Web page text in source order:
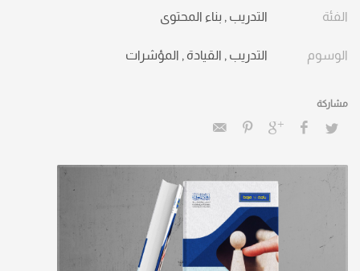
الفئة التدريب , بناء المحتوى
الوسوم التدريب , القيادة , المؤشرات